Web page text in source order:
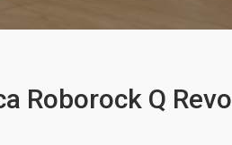
Roborock Q Revo